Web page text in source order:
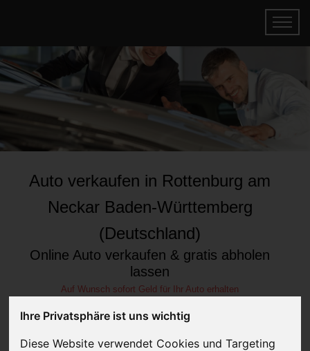
Ihre Privatsphäre ist uns wichtig
Diese Website verwendet Cookies und Targeting
Auto verkaufen in Rottenburg am
Neckar Baden-Württemberg
(Deutschland)
Online Auto verkaufen & gratis abholen
lassen
Auf Wunsch sofort Geld für Ihr Auto erhalten